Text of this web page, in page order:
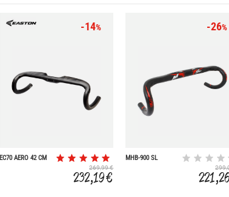
-14%
EC70 AERO 42 CM
269,99 €
232,19 €
-26%
MHB-900 SL